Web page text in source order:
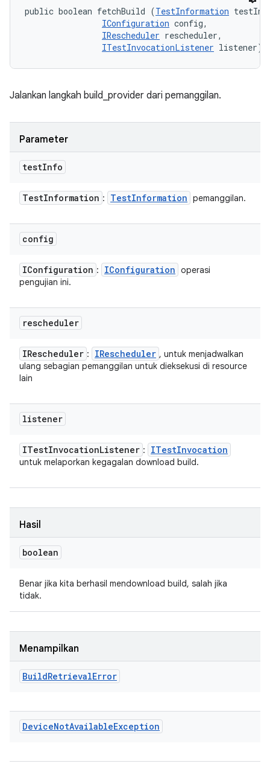
public boolean fetchBuild (TestInformation
IConfiguration config,
IRescheduler rescheduler,
ITestInvocationListener listener)
Jalankan langkah build_provider dari pemanggilan.
Parameter
testInfo
TestInformation : TestInformation pemanggilan.
config
IConfiguration : IConfiguration operasi
pengujian ini.
rescheduler
IRescheduler : IRescheduler , untuk menjadwalkan
ulang sebagian pemanggilan untuk dieksekusi di resource
lain
listener
ITestInvocationListener : ITestInvocation
untuk melaporkan kegagalan download build.
Hasil
boolean
Benar jika kita berhasil mendownload build, salah jika
tidak.
Menampilkan
BuildRetrievalError
DeviceNotAvailableException